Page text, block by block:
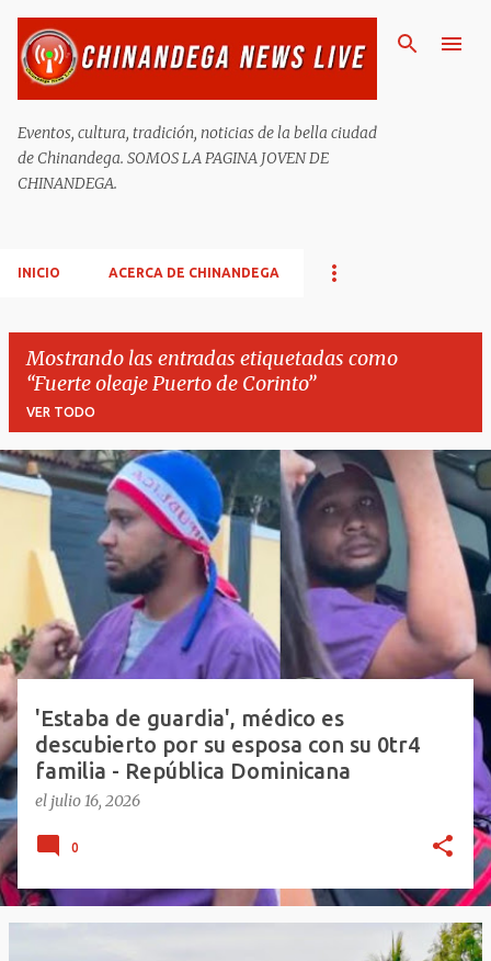
Eventos, cultura, tradición, noticias de la bella ciudad
de Chinandega. SOMOS LA PAGINA JOVEN DE
CHINANDEGA.
INICIO ACERCA DE CHINANDEGA
Mostrando las entradas etiquetadas como
Fuerte oleaje Puerto de Corinto
VER TODO
E
d
a
s
'Estaba de guardia', médico es
descubierto por su esposa con su 0tr4
familia - República Dominicana
el julio 16, 2026
0